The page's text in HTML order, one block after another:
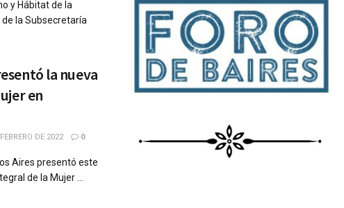
y Hábitat de la
la Subsecretaría
la nueva
en
DE 2022 0
Aires presentó este
de la Mujer ...